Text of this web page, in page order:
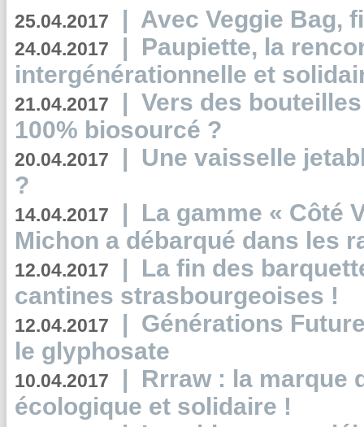
25.04.2017 | Avec Veggie Bag,
24.04.2017 | Paupiette, la
intergénérationnelle et
21.04.2017 | Vers des
100% biosourcé ?
20.04.2017 | Une vaisselle
?
14.04.2017 | La gamme « Côté
Michon a débarqué dans les
12.04.2017 | La fin des
cantines strasbourgeoises !
12.04.2017 | Générations
le glyphosate
10.04.2017 | Rrraw : la marque
écologique et solidaire !